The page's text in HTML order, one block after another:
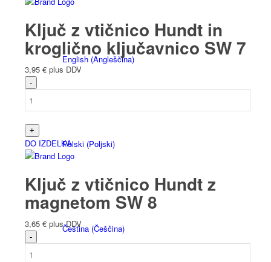
English(Angleščina)
Polski(Poljski)
Čeština(Češčina)
Ključ z vtičnico Hundt in
kroglično ključavnico SW 7
3,95 € plus DDV
DO IZDELKA
Ključ z vtičnico Hundt z
magnetom SW 8
3,65 € plus DDV